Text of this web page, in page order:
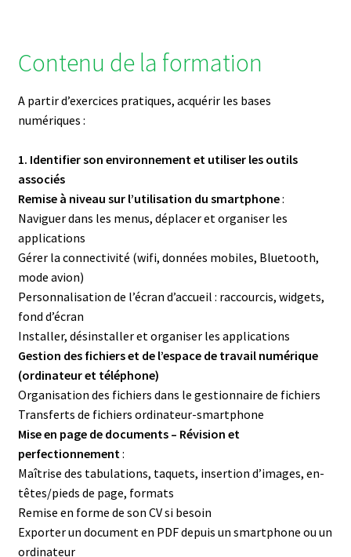
Contenu de la formation
A partir d’exercices pratiques, acquérir les bases
numériques :
1. Identifier son environnement et utiliser les outils
associés
Remise à niveau sur l’utilisation du smartphone:
Naviguer dans les menus, déplacer et organiser les
applications
Gérer la connectivité (wifi, données mobiles, Bluetooth,
mode avion)
Personnalisation de l’écran d’accueil : raccourcis, widgets,
fond d’écran
Installer, désinstaller et organiser les applications
Gestion des fichiers et de l’espace de travail numérique
(ordinateur et téléphone)
Organisation des fichiers dans le gestionnaire de fichiers
Transferts de fichiers ordinateur-smartphone
Mise en page de documents – Révision et
perfectionnement :
Maîtrise des tabulations, taquets, insertion d’images, en-
têtes/pieds de page, formats
Remise en forme de son CV si besoin
Exporter un document en PDF depuis un smartphone ou un
ordinateur